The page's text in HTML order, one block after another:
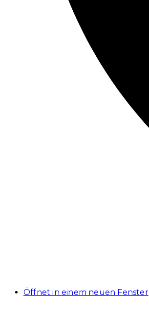
Öffnet in einem neuen Fenster